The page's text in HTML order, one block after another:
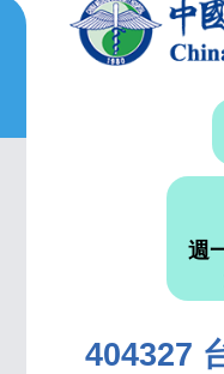
週
404327